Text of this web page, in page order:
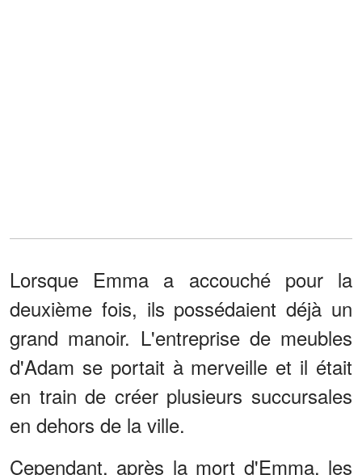
Lorsque Emma a accouché pour la
deuxième fois, ils possédaient déjà un
grand manoir. L'entreprise de meubles
d'Adam se portait à merveille et il était
en train de créer plusieurs succursales
en dehors de la ville.
Cependant, après la mort d'Emma, les